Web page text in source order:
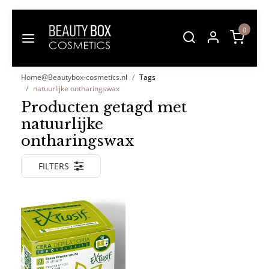
0
Home@Beautybox-cosmetics.nl
Tags
natuurlijke ontharingswax
Producten getagd met
natuurlijke
ontharingswax
FILTERS